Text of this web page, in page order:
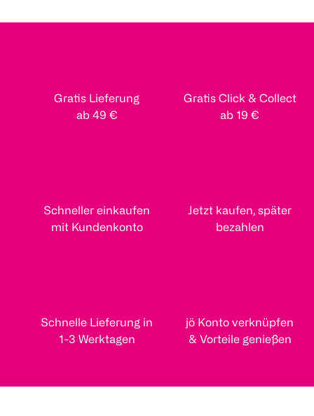
Gratis Lieferung
ab 49 €
Gratis Click & Collect
ab 19 €
Schneller einkaufen
mit Kundenkonto
Jetzt kaufen, später
bezahlen
Schnelle Lieferung in
1-3 Werktagen
jö Konto verknüpfen
& Vorteile genießen